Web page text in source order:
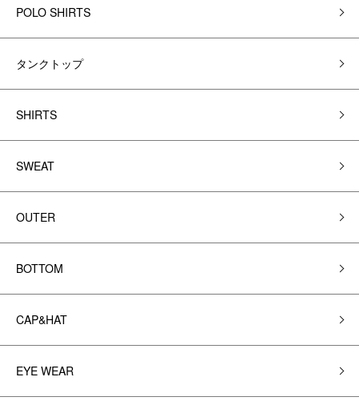
POLO SHIRTS
タンクトップ
SHIRTS
SWEAT
OUTER
BOTTOM
CAP&HAT
EYE WEAR